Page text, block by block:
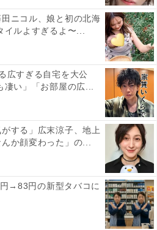
田ニコル、娘と初の北海
イルよすぎるよ〜...
広すぎる自宅を大公
凄い」「お部屋の広...
がする」広末涼子、地上
か顔変わった」の...
→83円の新型タバコに